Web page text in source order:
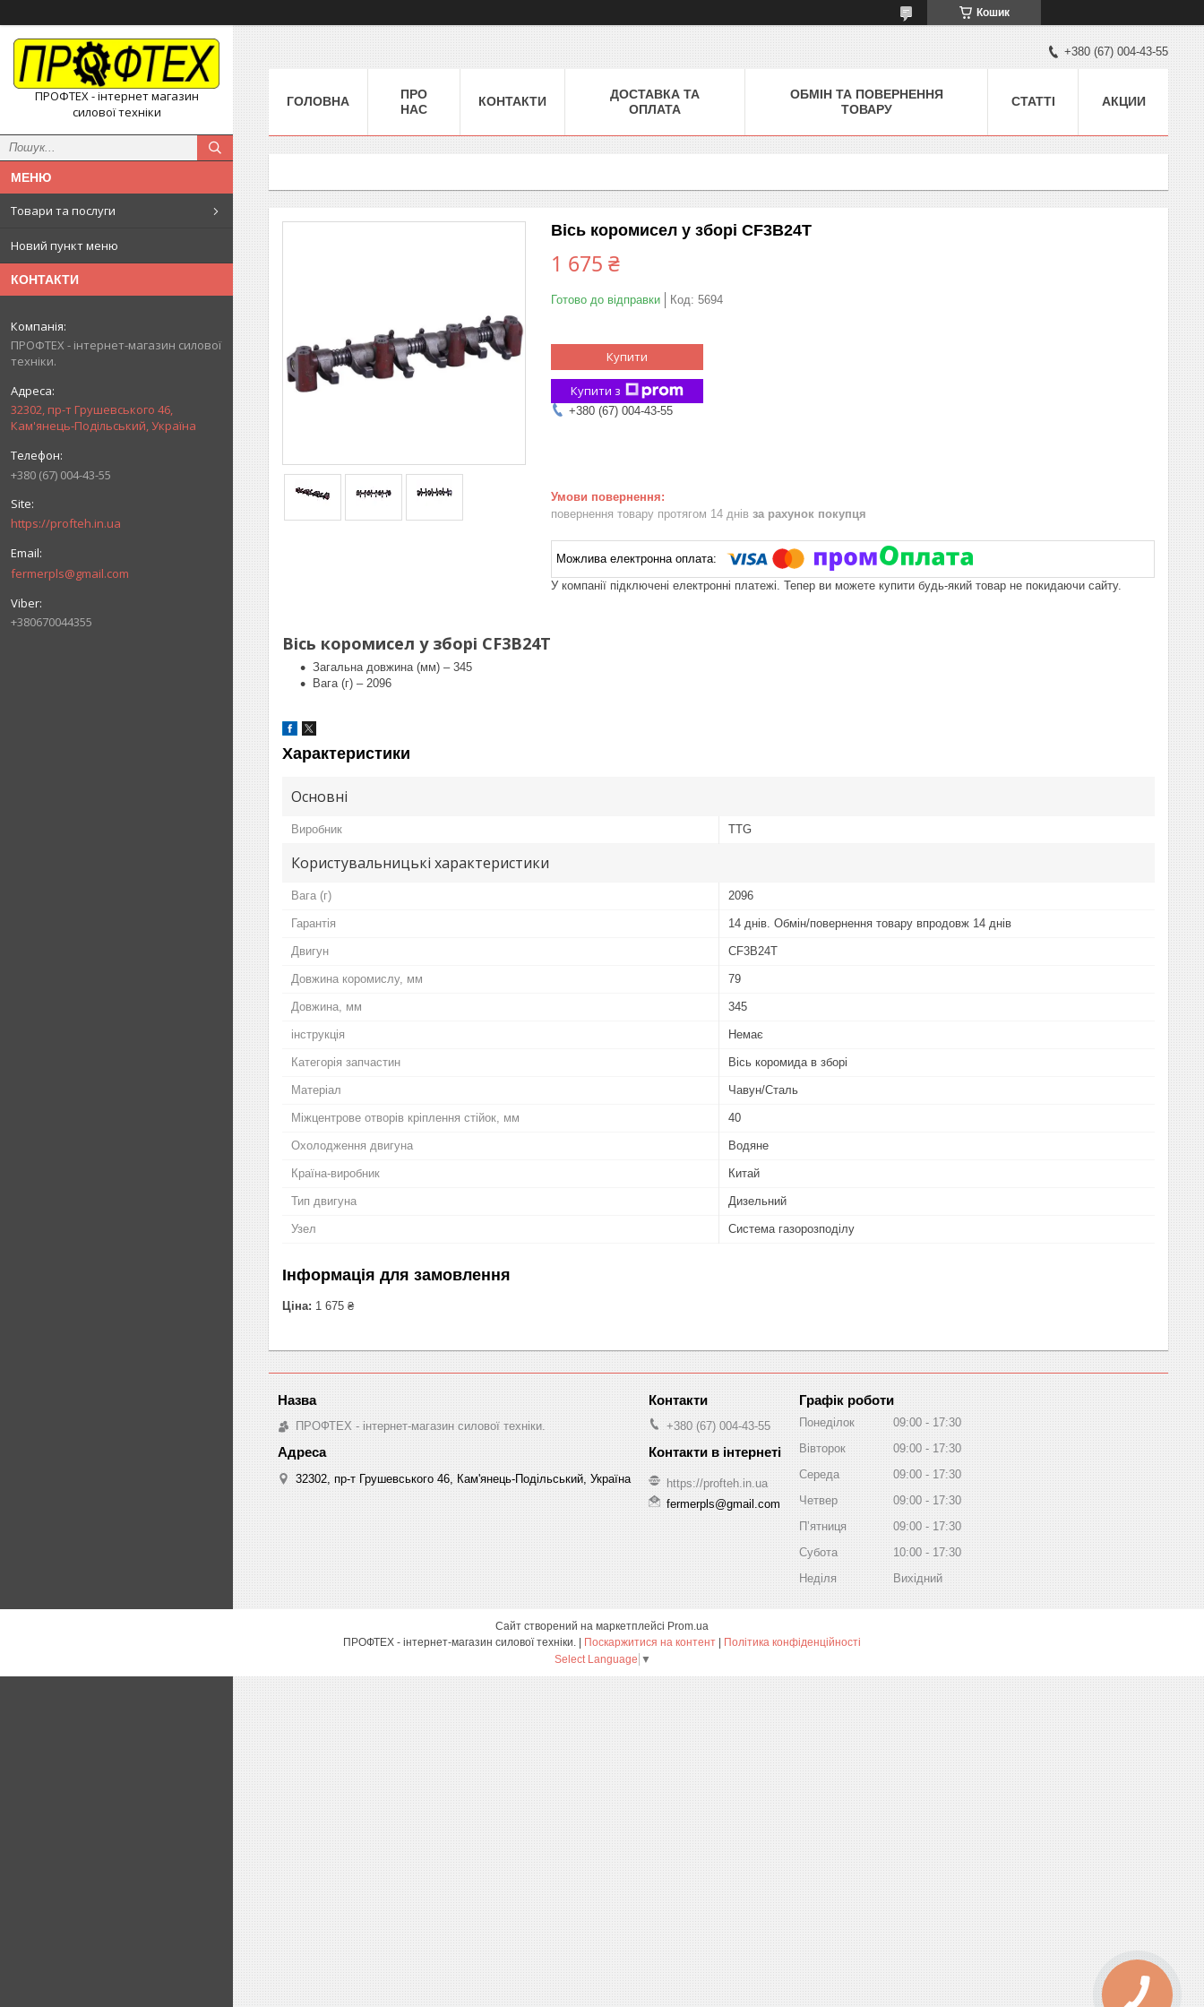
Кошик
ПРОФТЕХ - інтернет магазин
силової техніки
Товари та послуги
Новий пункт меню
КОНТАКТИ
ПРОФТЕХ - інтернет-магазин силової
техніки.
32302, пр-т Грушевського 46,
Кам'янець-Подільський, Україна
+380 (67) 004-43-55
https://profteh.in.ua
fermerpls@gmail.com
+380670044355
+380 (67) 004-43-55
ГОЛОВНА
ПРО
НАС
КОНТАКТИ
ДОСТАВКА ТА
ОПЛАТА
ОБМІН ТА ПОВЕРНЕННЯ
ТОВАРУ
СТАТТІ АКЦИИ
Вісь коромисел у зборі СF3B24T
1 675 ₴
Готово до відправки Код: 5694
Купити
Купити з
+380 (67) 004-43-55
повернення товару протягом 14 днів за рахунок покупця
У компанії підключені електронні платежі. Тепер ви можете купити будь-який товар не покидаючи сайту.
Вісь коромисел у зборі СF3B24T
Загальна довжина (мм) – 345
Вага (г) – 2096
Характеристики
Основні
Виробник TTG
Користувальницькі характеристики
Вага (г) 2096
Гарантія 14 днів. Обмін/повернення товару впродовж 14 днів
Двигун CF3B24T
Довжина коромислу, мм 79
Довжина, мм 345
інструкція Немає
Категорія запчастин Вісь коромида в зборі
Матеріал Чавун/Сталь
Міжцентрове отворів кріплення стійок, мм 40
Охолодження двигуна Водяне
Країна-виробник Китай
Тип двигуна Дизельний
Узел Система газорозподілу
Інформація для замовлення
Ціна: 1 675 ₴
ПРОФТЕХ - інтернет-магазин силової техніки.
32302, пр-т Грушевського 46, Кам'янець-Подільський, Україна
+380 (67) 004-43-55
https://profteh.in.ua
fermerpls@gmail.com
Графік роботи
Понеділок 09:00
17:30
Вівторок
09:00
17:30
Середа
09:00
17:30
Четвер
09:00
17:30
Пʼятниця
09:00
17:30
Субота
10:00
17:30
Неділя
Вихідний
Сайт створений на маркетплейсі Prom.ua
Поскаржитися на контент
Політика конфіденційності
Select Language ▼